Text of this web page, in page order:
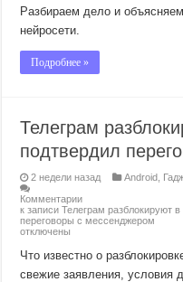
Разбираем дело и
нейросети.
Подробнее »
Телеграм
подтвердил
2 недели назад Android
Комментарии
к записи Телеграм разблокируют
переговоры с мессенджером
отключены
Что известно о
свежие заявления, условия